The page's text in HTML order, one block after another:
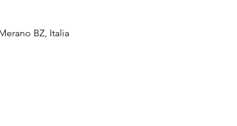
BZ, Italia